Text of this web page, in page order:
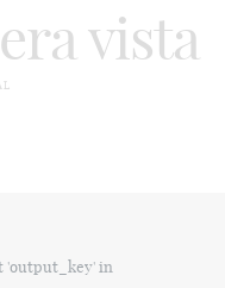
vista
'output_key' in